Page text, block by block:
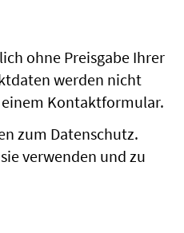
ohne Preisgabe Ihrer
werden nicht
einem Kontaktformular.
zum Datenschutz.
verwenden und zu